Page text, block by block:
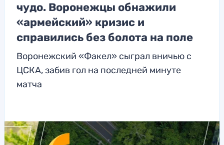
чудо. Воронежцы обнажили
«армейский» кризис и
справились без болота на поле
Воронежский «Факел» сыграл вничью с
ЦСКА, забив гол на последней минуте
матча